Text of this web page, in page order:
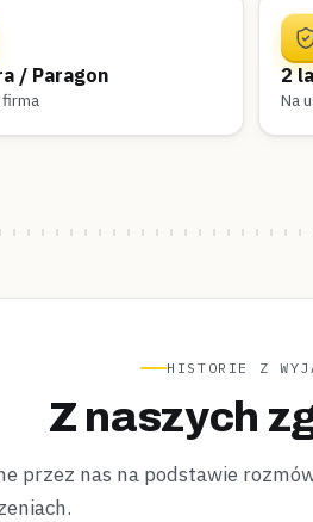
/ Paragon
firma
2
Na
HISTORIE Z
Z naszych
przez nas na podstawie